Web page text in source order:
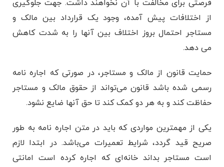
فرصتی برای مخالفت با آن نخواهند داشت. جهت جلوگیری
از اختلافات پیش آمده، وجود یک قرارداد بین مالک و
مستاجر احتمال بروز اختلاف بین آنها را به شدت کاهش
می دهد.
حمایت قانون از مالک و مستاجر، در صورتی که اجاره نامه
رسمی شده باشد قانون می‌تواند از حقوق مالک و مستاجر
حفاظت کند و به هر دو کمک کند تا حق آنها ضایع نشود.
یکی از مهمترین مواردی که باید در متن اجاره نامه به طور
صریح قید گردد، شرایط تعمیرات می‌باشد. در ابتدا لازم
است مستاجر بداند خانه‌ای که اجاره کرده است امانتی